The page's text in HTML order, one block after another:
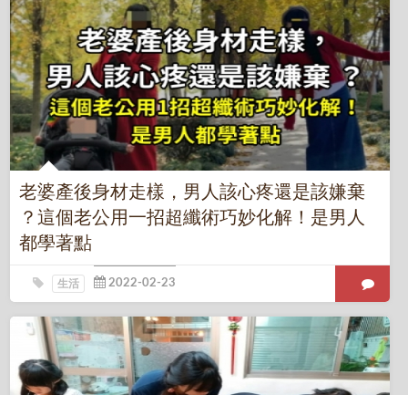
老婆產後身材走樣，男人該心疼還是該嫌棄
？這個老公用一招超纖術巧妙化解！是男人
都學著點
生活